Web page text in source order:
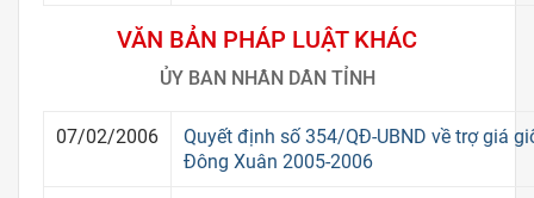
VĂN BẢN PHÁP LUẬT KHÁC
ỦY BAN NHÂN DÂN TỈNH
07/02/2006
Quyết định số 354/QĐ-UBND về trợ giá
Đông Xuân 2005-2006